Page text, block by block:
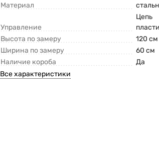
Материал
Управление
Цепь
Высота по замеру
120 см
Ширина по замеру
60 см
Наличие короба
Да
Все характеристики